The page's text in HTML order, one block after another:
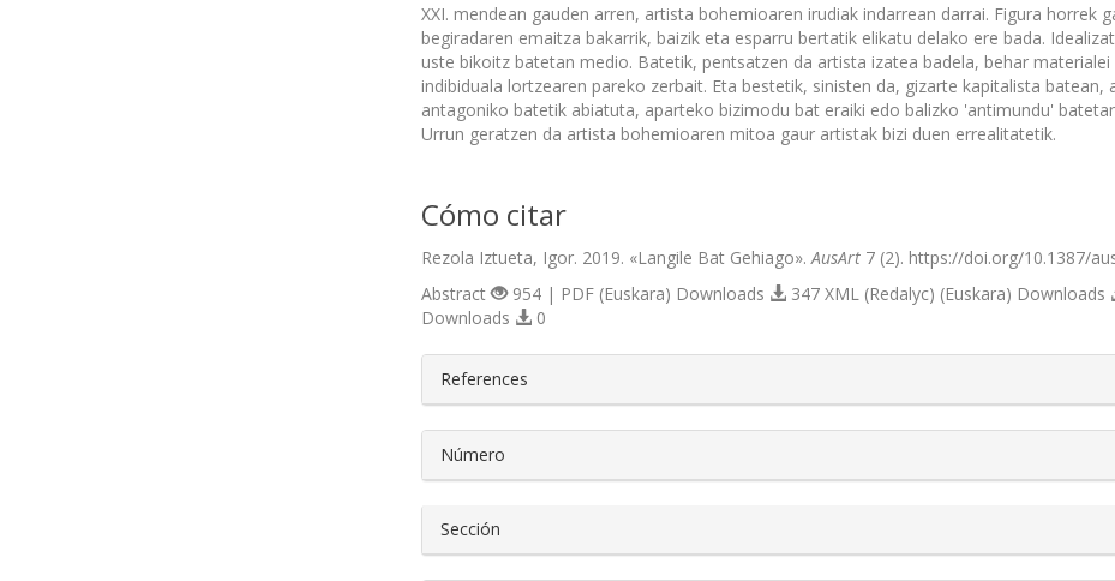
XXI. mendean gauden arren, artista bohemioaren irudiak indarrean darrai. Figura horrek
begiradaren emaitza bakarrik, baizik eta esparru bertatik elikatu delako ere bada.
uste bikoitz batetan medio. Batetik, pentsatzen da artista izatea badela, behar
indibiduala lortzearen pareko zerbait. Eta bestetik, sinisten da, gizarte kapitalista
antagoniko batetik abiatuta, aparteko bizimodu bat eraiki edo balizko 'antimundu'
Urrun geratzen da artista bohemioaren mitoa gaur artistak bizi duen errealitatetik.
Cómo citar
Rezola Iztueta, Igor. 2019. «Langile Bat Gehiago». AusArt 7 (2). https://doi.org/10.1387/
Abstract 954 | PDF (Euskara) Downloads 347 XML (Redalyc) (Euskara) Downloads
Downloads
0
##plugins.themes.bootstrap3.article.details##
References
Número
Sección